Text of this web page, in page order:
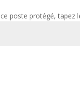
poste protégé, tapez